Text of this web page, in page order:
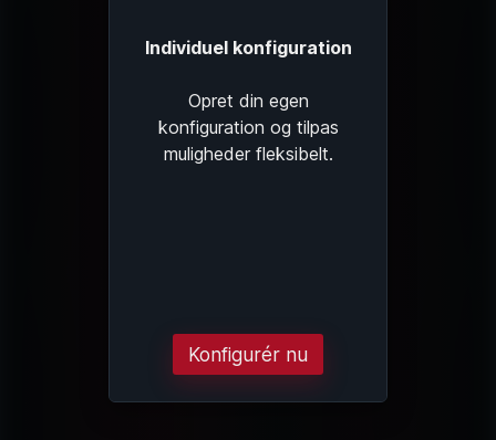
Individuel konfiguration
Opret din egen
konfiguration og tilpas
muligheder fleksibelt.
Konfigurér nu